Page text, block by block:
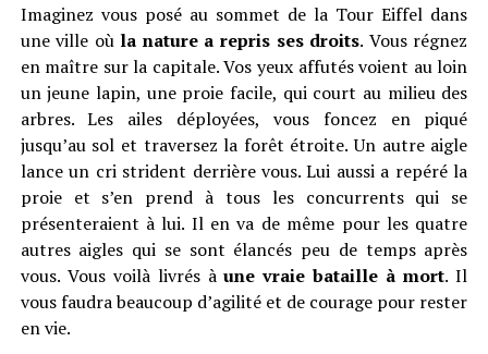
Imaginez vous posé au sommet de la Tour Eiffel dans
une ville où la nature a repris ses droits. Vous régnez
en maître sur la capitale. Vos yeux affutés voient au loin
un jeune lapin, une proie facile, qui court au milieu des
arbres. Les ailes déployées, vous foncez en piqué
jusqu’au sol et traversez la forêt étroite. Un autre aigle
lance un cri strident derrière vous. Lui aussi a repéré la
proie et s’en prend à tous les concurrents qui se
présenteraient à lui. Il en va de même pour les quatre
autres aigles qui se sont élancés peu de temps après
vous. Vous voilà livrés àune vraie bataille à mort. Il
vous faudra beaucoup d’agilité et de courage pour rester
en vie.